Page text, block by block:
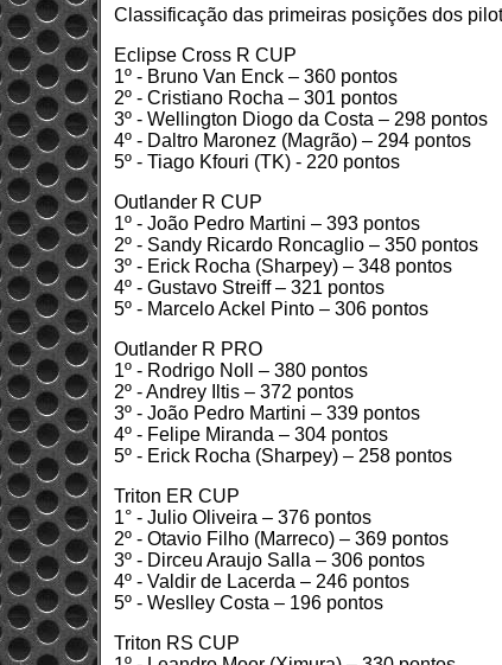
Classificação das primeiras posições dos
Eclipse Cross R CUP
1º - Bruno Van Enck – 360 pontos
2º - Cristiano Rocha – 301 pontos
3º - Wellington Diogo da Costa – 298 pontos
4º - Daltro Maronez (Magrão) – 294 pontos
5º - Tiago Kfouri (TK) - 220 pontos
Outlander R CUP
1º - João Pedro Martini – 393 pontos
2º - Sandy Ricardo Roncaglio – 350 pontos
3º - Erick Rocha (Sharpey) – 348 pontos
4º - Gustavo Streiff – 321 pontos
5º - Marcelo Ackel Pinto – 306 pontos
Outlander R PRO
1º - Rodrigo Noll – 380 pontos
2º - Andrey Iltis – 372 pontos
3º - João Pedro Martini – 339 pontos
4º - Felipe Miranda – 304 pontos
5º - Erick Rocha (Sharpey) – 258 pontos
Triton ER CUP
1° - Julio Oliveira – 376 pontos
2º - Otavio Filho (Marreco) – 369 pontos
3º - Dirceu Araujo Salla – 306 pontos
4º - Valdir de Lacerda – 246 pontos
5º - Weslley Costa – 196 pontos
Triton RS CUP